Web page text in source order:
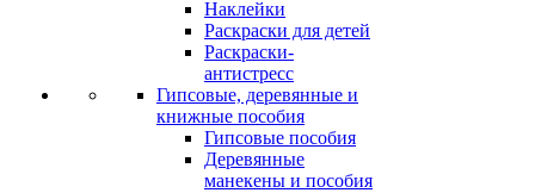
Наклейки
Раскраски для детей
Раскраски-
антистресс
Гипсовые, деревянные и
книжные пособия
Гипсовые пособия
Деревянные
манекены и пособия